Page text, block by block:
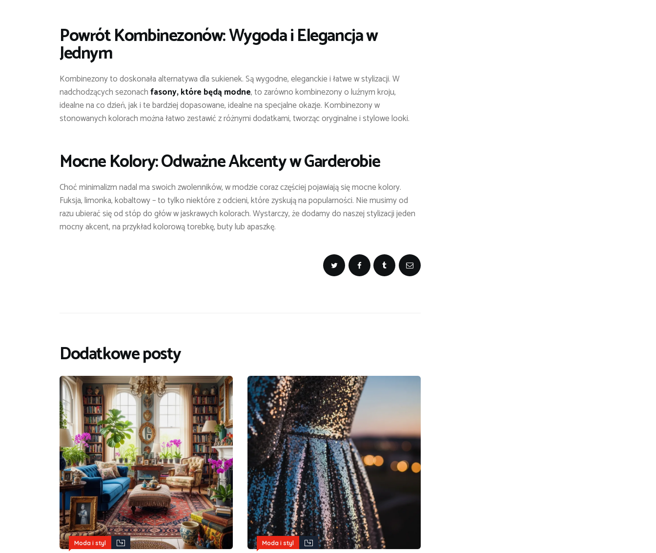
Powrót Kombinezonów: Wygoda i Elegancja w
Jednym
Kombinezony to doskonała alternatywa dla sukienek. Są wygodne, eleganckie i łatwe w stylizacji. W
nadchodzących sezonachfasony, które będą modne, to zarówno kombinezony o luźnym kroju,
idealne na co dzień, jak i te bardziej dopasowane, idealne na specjalne okazje. Kombinezony w
stonowanych kolorach można łatwo zestawić z różnymi dodatkami, tworząc oryginalne i stylowe looki.
Mocne Kolory: Odważne Akcenty w Garderobie
Choć minimalizm nadal ma swoich zwolenników, w modzie coraz częściej pojawiają się mocne kolory.
Fuksja, limonka, kobaltowy – to tylko niektóre z odcieni, które zyskują na popularności. Nie musimy od
razu ubierać się od stóp do głów w jaskrawych kolorach. Wystarczy, że dodamy do naszej stylizacji jeden
mocny akcent, na przykład kolorową torebkę, buty lub apaszkę.
Dodatkowe posty
Moda i styl Moda i styl